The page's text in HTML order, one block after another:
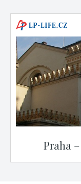
Praha